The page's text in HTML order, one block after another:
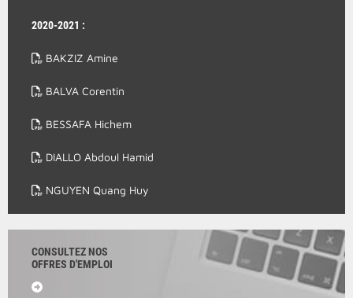
2020-2021 :
BAKZIZ Amine
BALVA Corentin
BESSAFA Hichem
DIALLO Abdoul Hamid
NGUYEN Quang Huy
CONSULTEZ NOS
OFFRES D'EMPLOI